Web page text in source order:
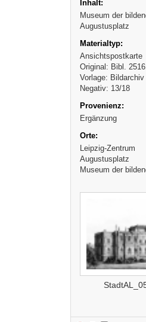
Museum der
Augustusplatz
Ansichtspostkarte
Original: Bibl.
Vorlage: Bildarchiv
Negativ: 13/18
Ergänzung
Leipzig-Zentrum
Augustusplatz
Museum der